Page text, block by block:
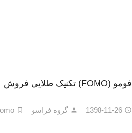
فومو (FOMO) تکنیک طلایی فروش
1398-11-26 گروه فراسو